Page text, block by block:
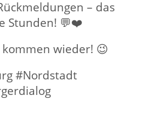
– das
Stunden! 💬❤️
wieder! 😉
#Nordstadt